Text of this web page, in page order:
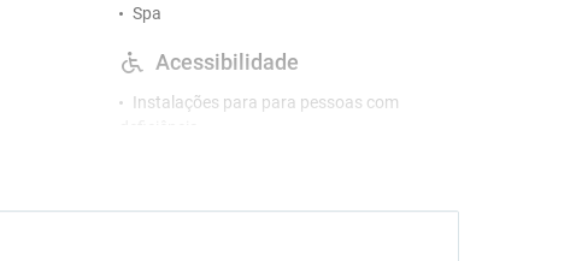
Spa
Acessibilidade
Alemão